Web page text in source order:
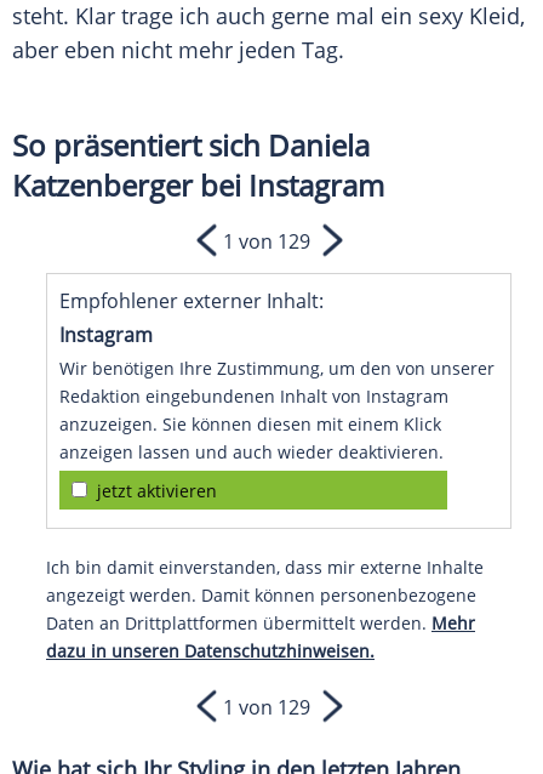
steht. Klar trage ich auch gerne mal ein sexy Kleid,
aber eben nicht mehr jeden Tag.
So präsentiert sich Daniela
Katzenberger bei Instagram
Empfohlener externer Inhalt:
Instagram
Wir benötigen Ihre Zustimmung, um den von unserer
Redaktion eingebundenen Inhalt von Instagram
anzuzeigen. Sie können diesen mit einem Klick
anzeigen lassen und auch wieder deaktivieren.
jetzt aktivieren
Ich bin damit einverstanden, dass mir externe Inhalte
angezeigt werden. Damit können personenbezogene
Daten an Drittplattformen übermittelt werden. Mehr
dazu in unseren Datenschutzhinweisen.
1 von 129
1 von 129